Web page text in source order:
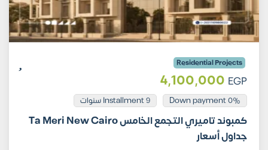
Residential Projects
4,100,000 EGP
0% Down payment Installment 9 سنوات
كمبوند تاميري التجمع الخامس Ta Meri New Cairo
جداول أسعار